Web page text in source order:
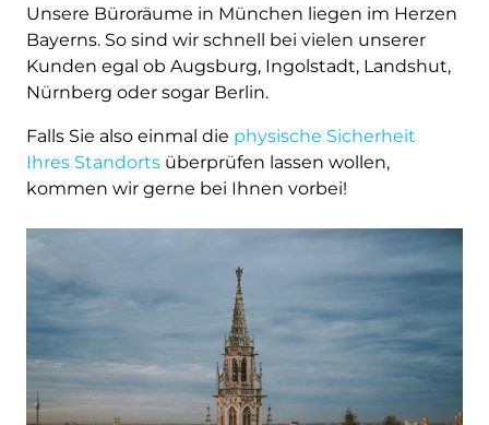
Unsere Büroräume in München liegen im Herzen
Bayerns. So sind wir schnell bei vielen unserer
Kunden egal ob Augsburg, Ingolstadt, Landshut,
Nürnberg oder sogar Berlin.
Falls Sie also einmal die physische Sicherheit
Ihres Standorts überprüfen lassen wollen,
kommen wir gerne bei Ihnen vorbei!